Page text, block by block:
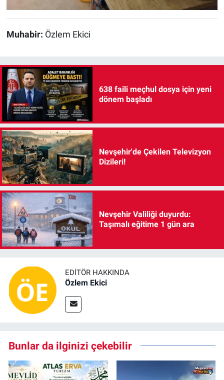
Muhabir: Özlem Ekici
638 faili meçhul dosya için yeni
dönem başladı
Nevşehir'de Çekilen Televizyon
Dizileri!
Nevşehir Valiliği duyurdu:
Taşımalı eğitime 1 gün ara
EDITÖR HAKKINDA
Özlem Ekici
Bunlar da ilginizi çekebilir